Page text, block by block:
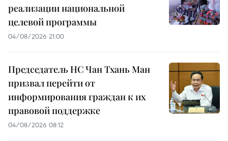
реализации национальной
целевой программы
04/08/2026 21:00
Председатель НС Чан Тхань Ман
призвал перейти от
информирования граждан к их
правовой поддержке
04/08/2026 08:12